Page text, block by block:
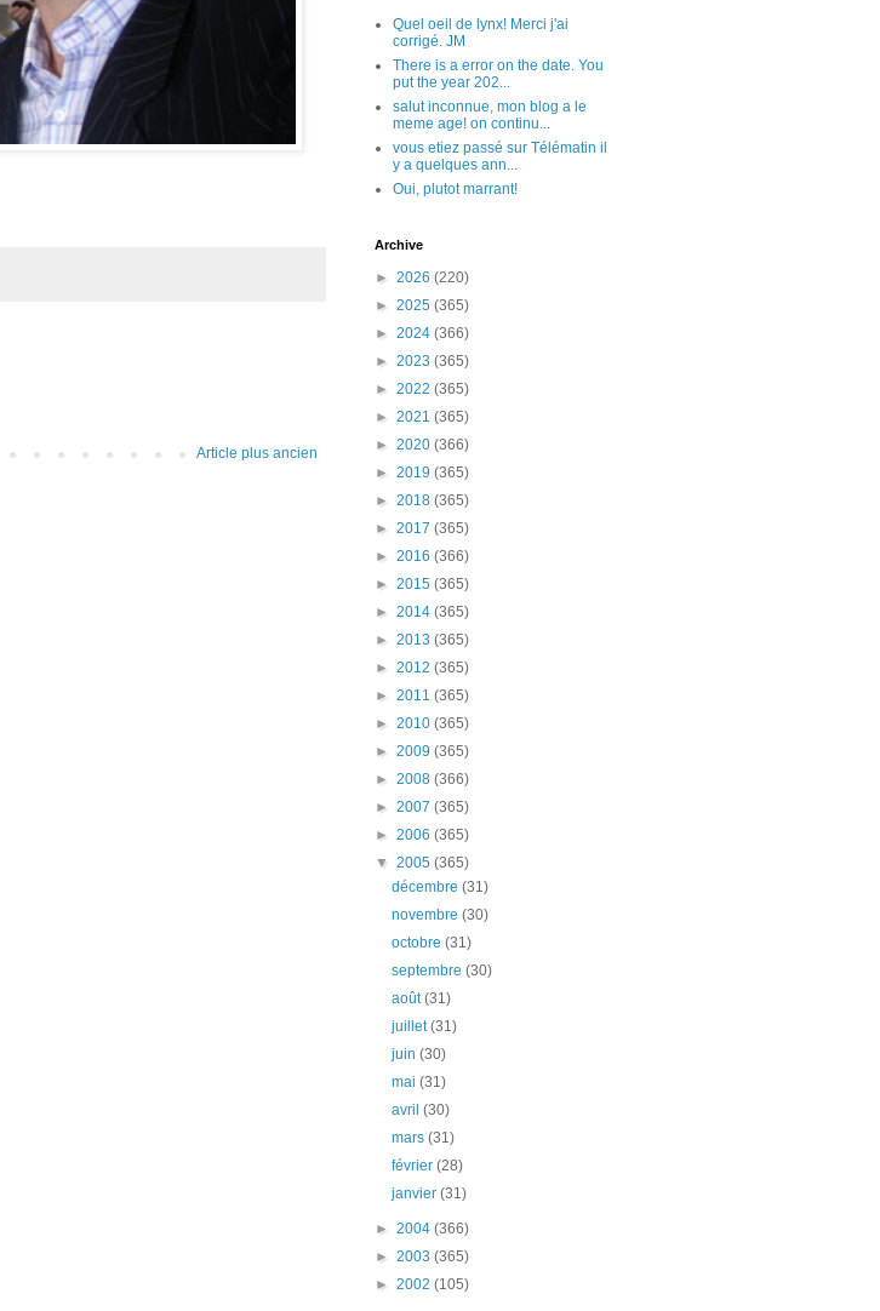
Article plus ancien
Quel oeil de lynx! Merci j'ai
corrigé. JM
There is a error on the date. You
put the year 202...
salut inconnue, mon blog a le
meme age! on continu...
vous etiez passé sur Télématin il
y a quelques ann...
Oui, plutot marrant!
Archive
► 2026 (220)
► 2025 (365)
► 2024 (366)
► 2023 (365)
► 2022 (365)
► 2021 (365)
► 2020 (366)
► 2019 (365)
► 2018 (365)
► 2017 (365)
► 2016 (366)
► 2015 (365)
► 2014 (365)
► 2013 (365)
► 2012 (365)
► 2011 (365)
► 2010 (365)
► 2009 (365)
► 2008 (366)
► 2007 (365)
► 2006 (365)
▼ 2005 (365)
décembre(31)
novembre(30)
octobre(31)
septembre(30)
août(31)
juillet(31)
juin(30)
mai(31)
avril(30)
mars(31)
février(28)
janvier(31)
► 2004 (366)
► 2003 (365)
► 2002 (105)